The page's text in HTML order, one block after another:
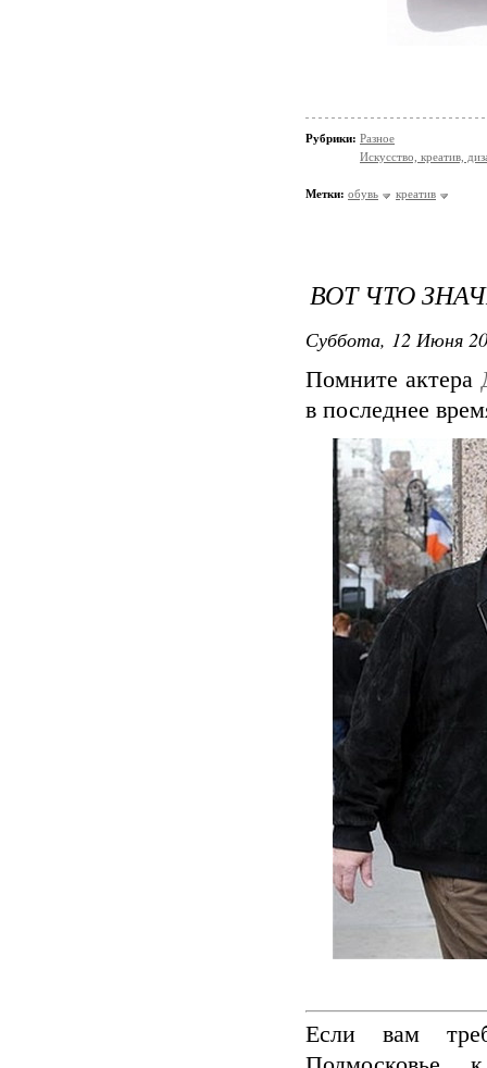
Рубрики: Разное
Искусство, креатив,
Метки: обувь креатив
ВОТ ЧТО
Суббота, 12 Июня
Помните актера
в последнее
Если вам